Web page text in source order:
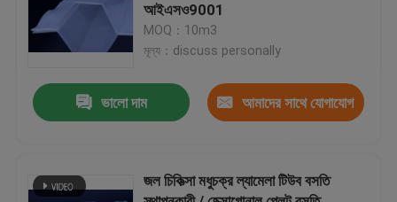
ব্লগ
উদ্ধৃতির জন্য আবেদন
এমবিবিআর বায়ো মিডিয়া
আইএসও9001
MOQ：10m3
মূল্য：discuss personally
ভালো দাম আমাদের সাথে যোগাযোগ
জল চিকিত্সা মধুচক্র ল্যামেলা টিউব বসতি